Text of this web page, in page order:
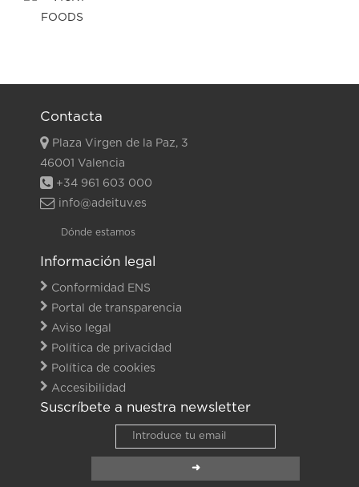
Contacta
Plaza Virgen de la Paz, 3
46001 Valencia
+34 961 603 000
info@adeituv.es
Dónde estamos
Información legal
Conformidad ENS
Portal de transparencia
Aviso legal
Política de privacidad
Política de cookies
Accesibilidad
Suscríbete a nuestra newsletter